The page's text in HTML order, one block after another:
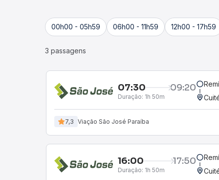
00h00 - 05h59 06h00 - 11h59 12h00 - 17h59
3 passagens
07:30 09:20
Duração: 1h 50m
7,3 Viação São José Paraíba
16:00 17:50
Duração: 1h 50m